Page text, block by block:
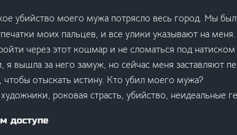
убийство моего мужа потрясло весь город. Мы
моих пальцев, и все улики указывают на
через этот кошмар и не сломаться под
я вышла за него замуж, но сейчас меня заставляют
отыскать истину. Кто убил моего мужа?
роковая страсть, убийство, неидеальные
доступе